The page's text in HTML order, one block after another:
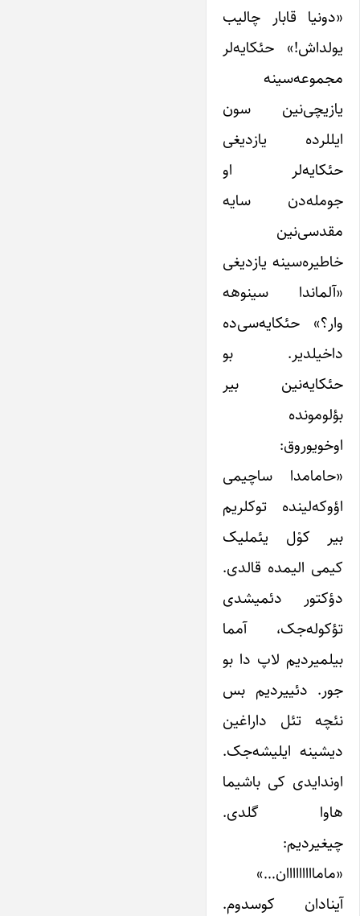
«دونیا قابار چالیب
یولداش!» حئکایه‌لر
مجموعه‌سینه
یازیچی‌نین سون
ایللرده یازدیغی
حئکایه‌لر او
جومله‌دن سایه
مقدسی‌نین
خاطیره‌سینه یازدیغی
«آلماندا سینوهه
وار؟» حئکایه‌سی‌ده
داخیلدیر. بو
حئکایه‌نین بیر
بؤلومونده
اوخویوروق:
«حامامدا ساچیمی
اؤوکه‌لینده توکلریم
بیر کوْل یئملیک
کیمی الیمده قالدی.
دؤکتور دئمیشدی
تؤکوله‌جک، آمما
بیلمیردیم لاپ دا بو
جور. دئییردیم بس
نئچه تئل داراغین
دیشینه ایلیشه‌جک.
اوندایدی کی باشیما
هاوا گلدی.
چیغیردیم:
«مامااااااااان…»
آینادان کوسدوم.